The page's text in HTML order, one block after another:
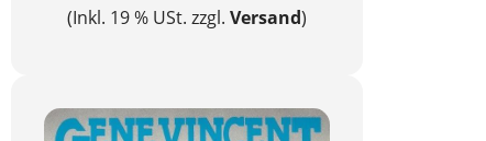
(Inkl. 19 % USt. zzgl. Versand)